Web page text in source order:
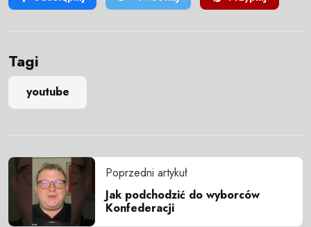
Tagi
youtube
Poprzedni artykuł
Jak podchodzić do wyborców
Konfederacji